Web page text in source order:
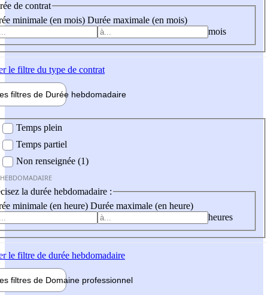
de contrat
minimale (en mois) Durée maximale (en mois)
mois
le filtre du type de contrat
filtres de Durée hebdomadaire
Temps plein
Temps partiel
Non renseignée (1)
la durée hebdomadaire :
minimale (en heure) Durée maximale (en heure)
heures
le filtre de durée hebdomadaire
filtres de Domaine professionnel